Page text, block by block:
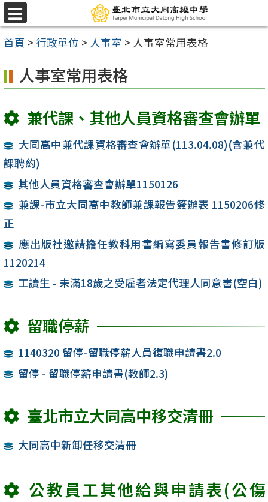
跳
至
主
內
區
選
單
首頁 > 行政單位 > 人事室 > 人事室常用表格
人事室常用表格
兼代課、其他人員資格審查會辦單
大同高中兼代課資格審查會辦單(113.04.08)(含兼代
課聘約)
其他人員資格審查會辦單1150126
兼課-市立大同高中教師兼課報告簽辦表 1150206修
正
應出版社邀請擔任教科用書編寫委員報告書修訂版
1120214
工讀生 - 未滿18歲之受雇者法定代理人同意書(空白)
留職停薪
1140320 留停-留職停薪人員復職申請書2.0
留停 - 留職停薪申請書(教師2.3)
臺北市立大同高中移交清冊
大同高中新卸任移交清冊
公教員工其他給與申請表(公傷